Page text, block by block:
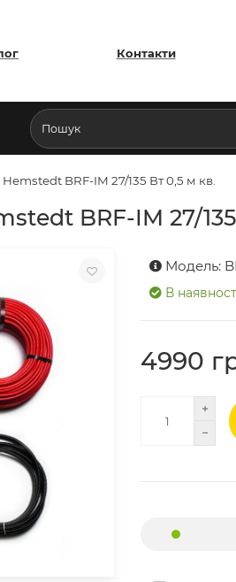
Контакти
BRF-IM 27/135 Вт 0,5 м кв.
BRF-IM 27/
Модель:
В
4990